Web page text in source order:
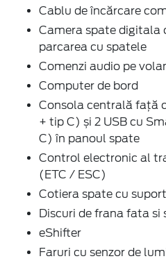
Cablu de încărcare
Camera spate digitala
parcarea cu spatele
Comenzi audio pe
Computer de bord
Consola centrală față
+ tip C) și 2 USB cu
C) în panoul spate
Control electronic al
(ETC / ESC)
Cotiera spate cu
Discuri de frana fata si
eShifter
Faruri cu senzor de